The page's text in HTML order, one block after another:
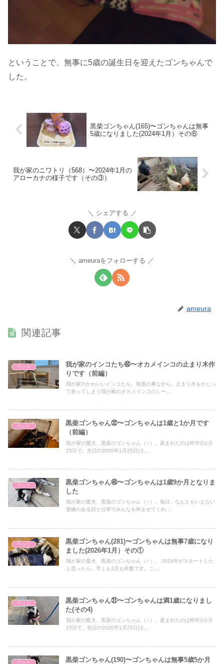
ということで、無事に5歳の誕生日を迎えたゴンちゃんで
した。
黒柴ゴンちゃん(165)〜ゴンちゃんは無事
5歳になりました(2024年1月）その⑥
我が家のニワトリ（568）〜2024年1月の
アローカナの様子です（その③）
シェアする
ameuraをフォローする
ameura
関連記事
ペット
我が家のインコたち㊻〜オカメインコの止まり木作
りです（前編）
我が家のかわいいインコたち。毎度の事ながら、止まり木をかじっ
て折ってしまう我が家のオカメインコのしー...
ペット
黒柴ゴンちゃん㉜〜ゴンちゃんは1歳と1か月です
（前編）
我が家の愛犬、黒柴のゴンちゃん（♂）。産まれたのは昨年の1月
25日で、先日の2020年1月25日(土...
ペット
黒柴ゴンちゃん㊻〜ゴンちゃんは1歳9か月となりま
した
我が家の愛犬、黒柴のゴンちゃん（♂）。毎日、なんともいえない
愛嬌のある顔と仕草でみんなを和ませてくれ...
ペット
黒柴ゴンちゃん(281)〜ゴンちゃんは無事7歳になり
ました(2026年1月）その①
我が家の愛犬、黒柴のゴンちゃん（♂）。 2026年がスタートした
と思ったら、早くも1月も終盤です。こ...
ペット
黒柴ゴンちゃん㉛〜ゴンちゃんは満1歳になりまし
た(その4)
我が家の愛犬、黒柴のゴンちゃん（♂）。産まれたのは昨年の1月
25日で、先日の2020年1月25日(土...
ペット 黒柴ゴンちゃん(190)〜ゴンちゃんは無事5歳5か月